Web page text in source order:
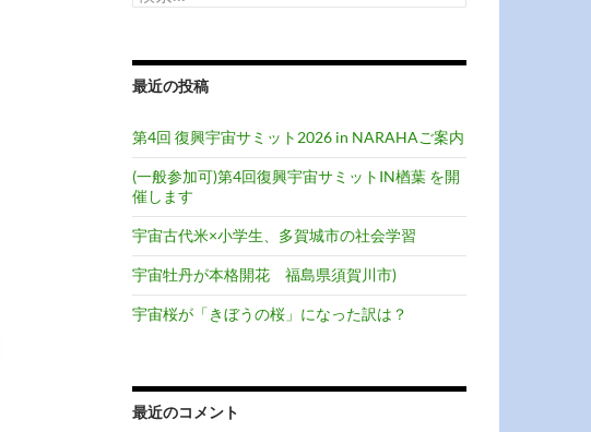
索:
最近の投稿
第4回 復興宇宙サミット2026 in NARAHAご案内
(一般参加可)第4回復興宇宙サミットIN楢葉 を開
催します
宇宙古代米×小学生、多賀城市の社会学習
宇宙牡丹が本格開花 福島県須賀川市)
宇宙桜が「きぼうの桜」になった訳は？
最近のコメント